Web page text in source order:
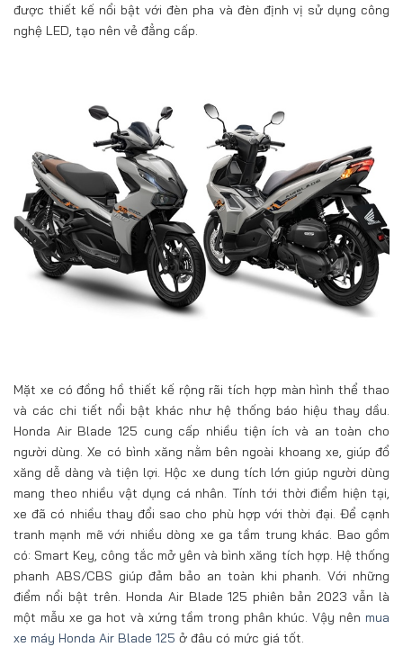
được thiết kế nổi bật với đèn pha và đèn định vị sử dụng công
nghệ LED, tạo nên vẻ đẳng cấp.
Mặt xe có đồng hồ thiết kế rộng rãi tích hợp màn hình thể thao
và các chi tiết nổi bật khác như hệ thống báo hiệu thay dầu.
Honda Air Blade 125 cung cấp nhiều tiện ích và an toàn cho
người dùng. Xe có bình xăng nằm bên ngoài khoang xe, giúp đổ
xăng dễ dàng và tiện lợi. Hộc xe dung tích lớn giúp người dùng
mang theo nhiều vật dụng cá nhân. Tính tới thời điểm hiện tại,
xe đã có nhiều thay đổi sao cho phù hợp với thời đại. Để cạnh
tranh mạnh mẽ với nhiều dòng xe ga tầm trung khác. Bao gồm
có: Smart Key, công tắc mở yên và bình xăng tích hợp. Hệ thống
phanh ABS/CBS giúp đảm bảo an toàn khi phanh. Với những
điểm nổi bật trên. Honda Air Blade 125 phiên bản 2023 vẫn là
một mẫu xe ga hot và xứng tầm trong phân khúc. Vậy nên mua
xe máy Honda Air Blade 125 ở đâu có mức giá tốt.